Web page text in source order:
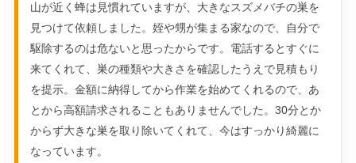
山が近く蜂は見慣れていますが、大きなスズメバチの巣を
見つけて依頼しました。姪や甥が集まる家なので、自分で
駆除するのは危ないと思ったからです。電話するとすぐに
来てくれて、巣の種類や大きさを確認したうえで見積もり
を提示。金額に納得してから作業を始めてくれるので、あ
とから高額請求されることもありませんでした。30分とか
からず大きな巣を取り除いてくれて、今はすっかり綺麗に
なっています。